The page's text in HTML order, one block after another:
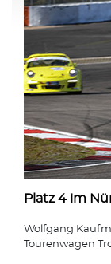
Platz 4 im
Wolfgang
Tourenwagen